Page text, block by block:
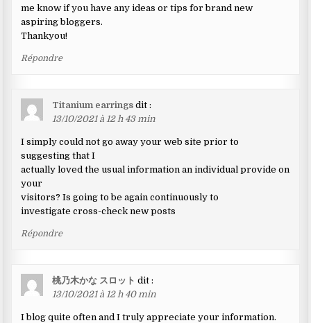
me know if you have any ideas or tips for brand new
aspiring bloggers.
Thankyou!
Répondre
Titanium earrings dit :
13/10/2021 à 12 h 43 min
I simply could not go away your web site prior to
suggesting that I
actually loved the usual information an individual provide on
your
visitors? Is going to be again continuously to
investigate cross-check new posts
Répondre
桃乃木かな スロット dit :
13/10/2021 à 12 h 40 min
I blog quite often and I truly appreciate your information.